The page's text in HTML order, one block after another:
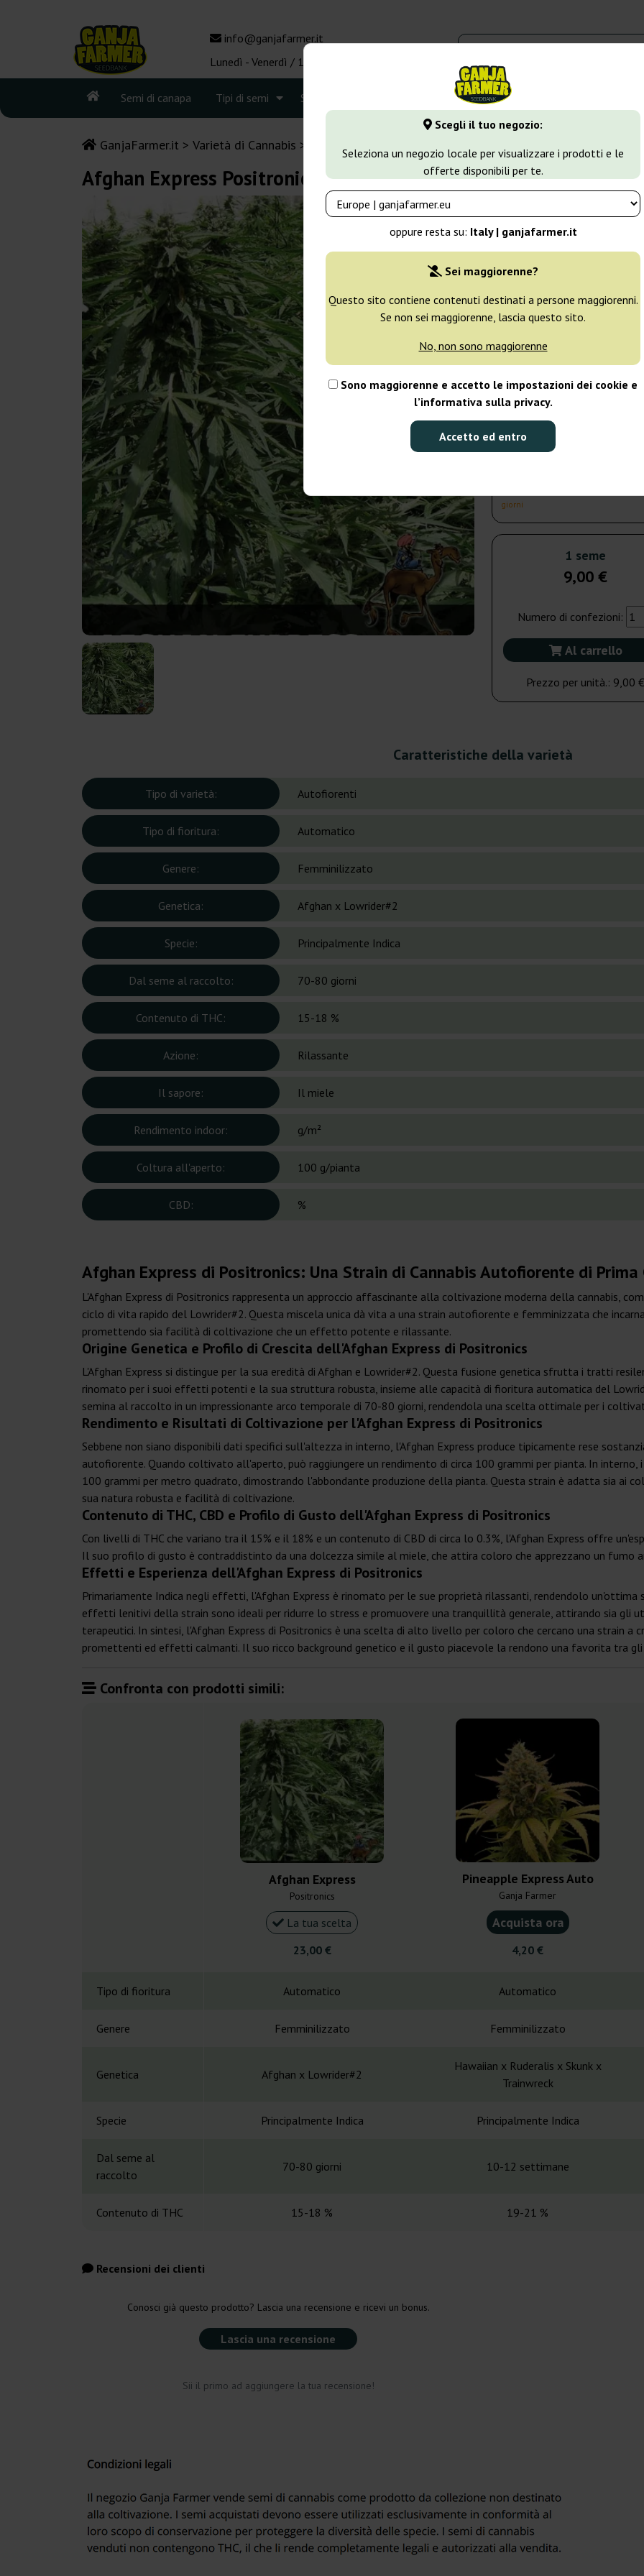
Scegli il tuo negozio:
Seleziona un negozio locale per visualizzare i prodotti e le
offerte disponibili per te.
oppure resta su: Italy | ganjafarmer.it
Sei maggiorenne?
Questo sito contiene contenuti destinati a persone maggiorenni.
Se non sei maggiorenne, lascia questo sito.
No, non sono maggiorenne
Sono maggiorenne e accetto le impostazioni dei cookie e
l’informativa sulla privacy.
Accetto ed entro
info@ganjafarmer.it
Lunedì - Venerdì / 10:00 - 16:00
Semi di canapa Tipi di semi Seedbank Tipi di marijuana Altro
GanjaFarmer.it Varietà di Cannabis
Afghan Express Positronics
Positronics
1 seme
Spedito in 3-7
3 semi
Spedito in 3-7
giorni
giorni
1 seme
9,00 €
Numero di confezioni:
Al carrello
Prezzo per unità.: 9,00 €
Caratteristiche della varietà
Tipo di varietà: Autofiorenti
Tipo di fioritura: Automatico
Genere: Femminilizzato
Genetica: Afghan x Lowrider#2
Specie: Principalmente Indica
Dal seme al raccolto: 70-80 giorni
Contenuto di THC: 15-18 %
Azione: Rilassante
Il sapore: Il miele
Rendimento indoor: g/m²
Coltura all'aperto: 100 g/pianta
CBD: %
Afghan Express di Positronics: Una Strain di Cannabis Autofiorente di Prima
L'Afghan Express di Positronics rappresenta un approccio affascinante alla coltivazione moderna della cannabis,
ciclo di vita rapido del Lowrider#2. Questa miscela unica dà vita a una strain autofiorente e femminizzata che
promettendo sia facilità di coltivazione che un effetto potente e rilassante.
Origine Genetica e Profilo di Crescita dell'Afghan Express di Positronics
L'Afghan Express si distingue per la sua eredità di Afghan e Lowrider#2. Questa fusione genetica sfrutta i tratti
rinomato per i suoi effetti potenti e la sua struttura robusta, insieme alle capacità di fioritura automatica del
semina al raccolto in un impressionante arco temporale di 70-80 giorni, rendendola una scelta ottimale per i
Rendimento e Risultati di Coltivazione per l'Afghan Express di Positronics
Sebbene non siano disponibili dati specifici sull'altezza in interno, l'Afghan Express produce tipicamente rese
autofiorente. Quando coltivato all'aperto, può raggiungere un rendimento di circa 100 grammi per pianta. In
100 grammi per metro quadrato, dimostrando l'abbondante produzione della pianta. Questa strain è adatta sia ai
sua natura robusta e facilità di coltivazione.
Contenuto di THC, CBD e Profilo di Gusto dell'Afghan Express di Positronics
Con livelli di THC che variano tra il 15% e il 18% e un contenuto di CBD di circa lo 0.3%, l'Afghan Express offre
Il suo profilo di gusto è contraddistinto da una dolcezza simile al miele, che attira coloro che apprezzano un fumo
Effetti e Esperienza dell'Afghan Express di Positronics
Primariamente Indica negli effetti, l'Afghan Express è rinomato per le sue proprietà rilassanti, rendendolo un'ottima
effetti lenitivi della strain sono ideali per ridurre lo stress e promuovere una tranquillità generale, attirando sia gli
terapeutici. In sintesi, l'Afghan Express di Positronics è una scelta di alto livello per coloro che cercano una strain a
promettenti ed effetti calmanti. Il suo ricco background genetico e il gusto piacevole la rendono una favorita tra gli
Confronta con prodotti simili:
Afghan Express
Positronics
La tua scelta
23,00 €
Pineapple Express Auto
Ganja Farmer
Acquista ora
4,20 €
Tipo di fioritura Automatico Automatico
Genere Femminilizzato Femminilizzato
Genetica Afghan x Lowrider#2
Hawaiian x Ruderalis x Skunk x
Trainwreck
Specie Principalmente Indica Principalmente Indica
Dal seme al
raccolto
70-80 giorni 10-12 settimane
Contenuto di THC 15-18 % 19-21 %
Recensioni dei clienti
Conosci già questo prodotto? Lascia una recensione e ricevi un bonus.
Lascia una recensione
Sii il primo ad aggiungere la tua recensione!